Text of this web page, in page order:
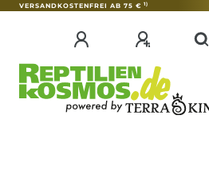
VERSANDKOSTENFREI AB 75 € 1)